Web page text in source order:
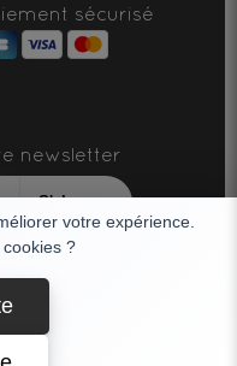
votre expérience.
?
sécurisé
newsletter
S'abonner